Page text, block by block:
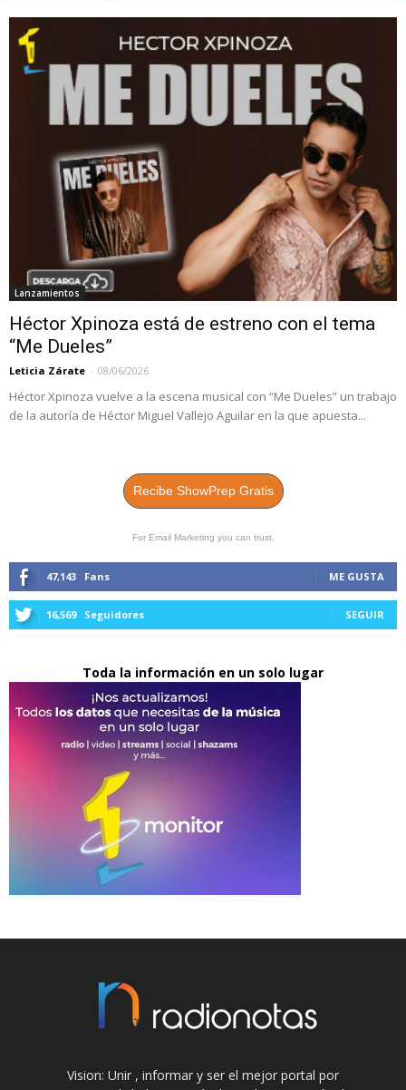
Lanzamientos
Héctor Xpinoza está de estreno con el tema
“Me Dueles”
Leticia Zárate - 08/06/2026
Héctor Xpinoza vuelve a la escena musical con “Me Dueles” un trabajo
de la autoría de Héctor Miguel Vallejo Aguilar en la que apuesta...
Recibe ShowPrep Gratis
For Email Marketing you can trust.
47,143 Fans ME GUSTA
16,569 Seguidores SEGUIR
Toda la información en un solo lugar
Vision: Unir , informar y ser el mejor portal por